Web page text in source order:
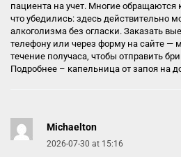
пациента на учет. Многие
что убедились: здесь действительно
алкоголизма без огласки. Заказать
телефону или через форму на сайте —
течение получаса, чтобы отправить
Подробнее – капельница от запоя на
Michaelton
2026-07-30 at 15:16